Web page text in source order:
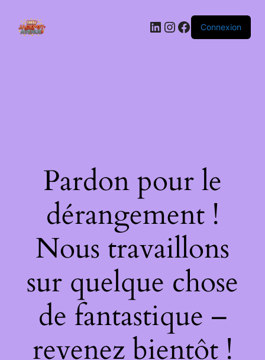
LinkedIn
Instagram
Facebook
Connexion
Pardon pour le
dérangement !
Nous travaillons
sur quelque chose
de fantastique –
revenez bientôt !